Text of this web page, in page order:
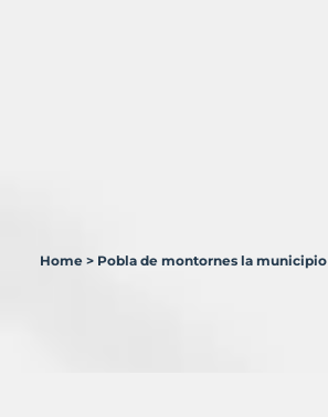
Home > Pobla de montornes la municipio